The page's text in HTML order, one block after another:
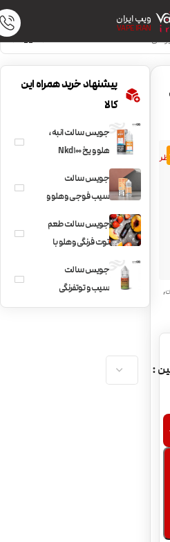
ویپ ایران
VAPE IRAN
,
پیشنهاد خرید همراه این
کالا
جویس سالت انبه،
هلو و یخ Nkd100
MAX Peach
mango ice
جویس سالت
سیب فوجی و هلو و
Apple Peach Ice
جویس سالت طعم
توت فرنگی و هلو با
BLVK Iced Berry
Peach
جویس سالت
سیب و توتفرنگی
Pachamama Fuji